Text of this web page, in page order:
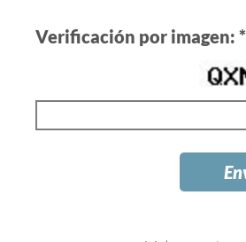
Verificación por imagen: *